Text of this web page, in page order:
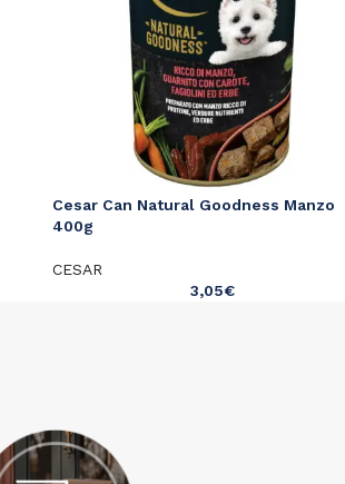
Cesar Can Natural Goodness Manzo
400g
CESAR
3,05€